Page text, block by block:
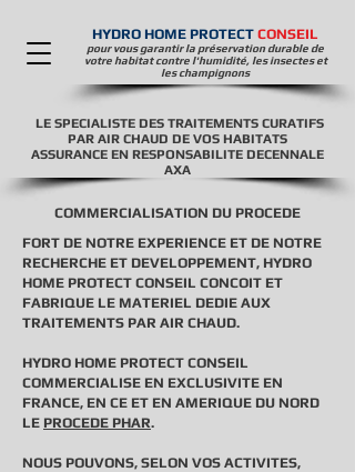
HYDRO HOME PROTECT CONSEIL
pour vous garantir la préservation durable de
votre habitat contre l'humidité, les insectes et
les champignons
LE SPECIALISTE DES TRAITEMENTS CURATIFS
PAR AIR CHAUD DE VOS HABITATS
ASSURANCE EN RESPONSABILITE DECENNALE
AXA
COMMERCIALISATION DU PROCEDE
FORT DE NOTRE EXPERIENCE ET DE NOTRE
RECHERCHE ET DEVELOPPEMENT, HYDRO
HOME PROTECT CONSEIL CONCOIT ET
FABRIQUE LE MATERIEL DEDIE AUX
TRAITEMENTS PAR AIR CHAUD.
HYDRO HOME PROTECT CONSEIL
COMMERCIALISE EN EXCLUSIVITE EN
FRANCE, EN CE ET EN AMERIQUE DU NORD
LE PROCEDE PHAR.
NOUS POUVONS, SELON VOS ACTIVITES,